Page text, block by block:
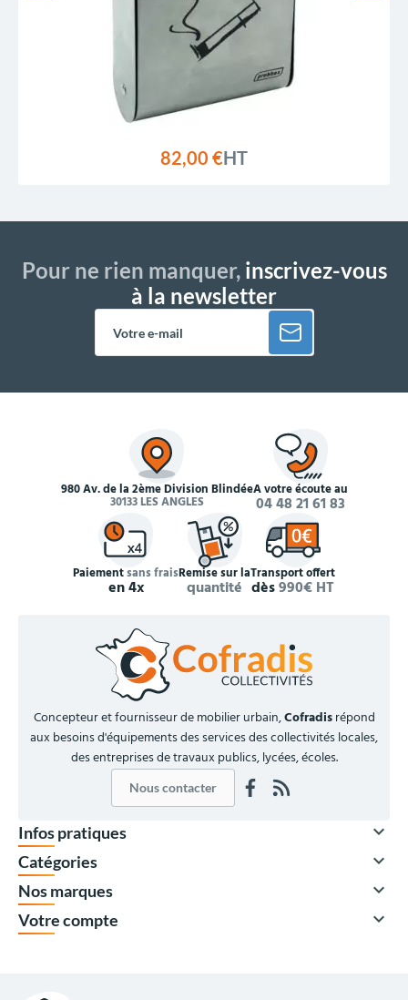
82,00 €HT
Pour ne rien manquer,inscrivez-vous
à la newsletter
980 Av. de la 2ème Division Blindée
30133 LES ANGLES
À votre écoute au
04 48 21 61 83
Paiementsans frais
en 4x
Remise sur la
quantité
Transport offert
dès990€ HT
Concepteur et fournisseur de mobilier urbain,Cofradisrépond
aux besoins d'équipements des services des collectivités locales,
des entreprises de travaux publics, lycées, écoles.
Nous contacter
Infos pratiques 
Catégories 
Nos marques 
Votre compte 